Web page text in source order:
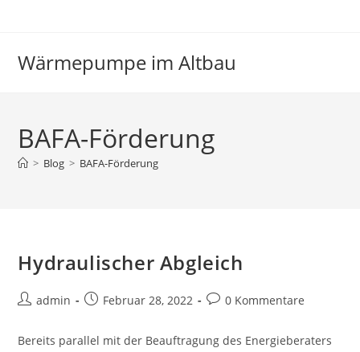
Wärmepumpe im Altbau
BAFA-Förderung
> Blog > BAFA-Förderung
Hydraulischer Abgleich
Beitrags-
admin
BeitragFebruar 28, 2022
Beitrags-
0 Kommentare
Bereits parallel mit der Beauftragung des Energieberaters